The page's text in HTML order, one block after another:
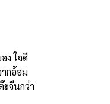
ง ใจดี
กอ้อม
จีนกว่า